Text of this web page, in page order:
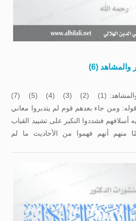
(6)
مناظرة في مسألة القبور والمشاهد: (1) (2) (3) (4) (5) (7)
ومن جاء بعدهم قوم لم يتدبروا معاني
أسلافهم فشددوا النكير على تشييد القباب
منهم أنهم فهموا من الأحاديث ما لم